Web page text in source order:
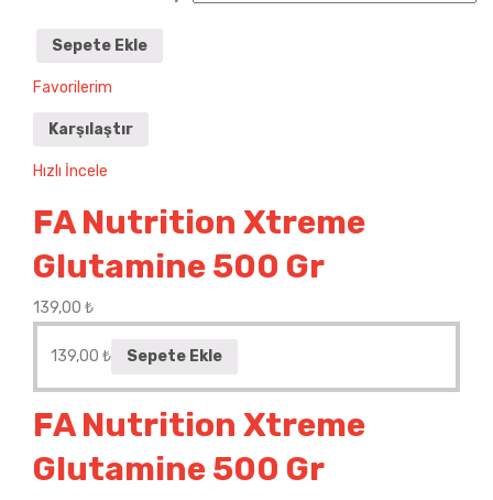
Sepete Ekle
Favorilerim
Karşılaştır
Hızlı İncele
FA Nutrition Xtreme
Glutamine 500 Gr
139,00 ₺
139,00 ₺ Sepete Ekle
FA Nutrition Xtreme
Glutamine 500 Gr